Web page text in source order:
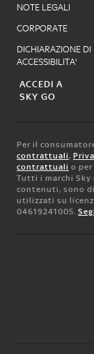
NOTE LEGALI
CORPORATE
DICHIARAZIONE DI
ACCESSIBILITA'
ACCEDI A
SKY GO
Per il
contrattuali,
contrattuali o per
Tutti i marchi
contenuti, sono
utilizzati su
04619241005.